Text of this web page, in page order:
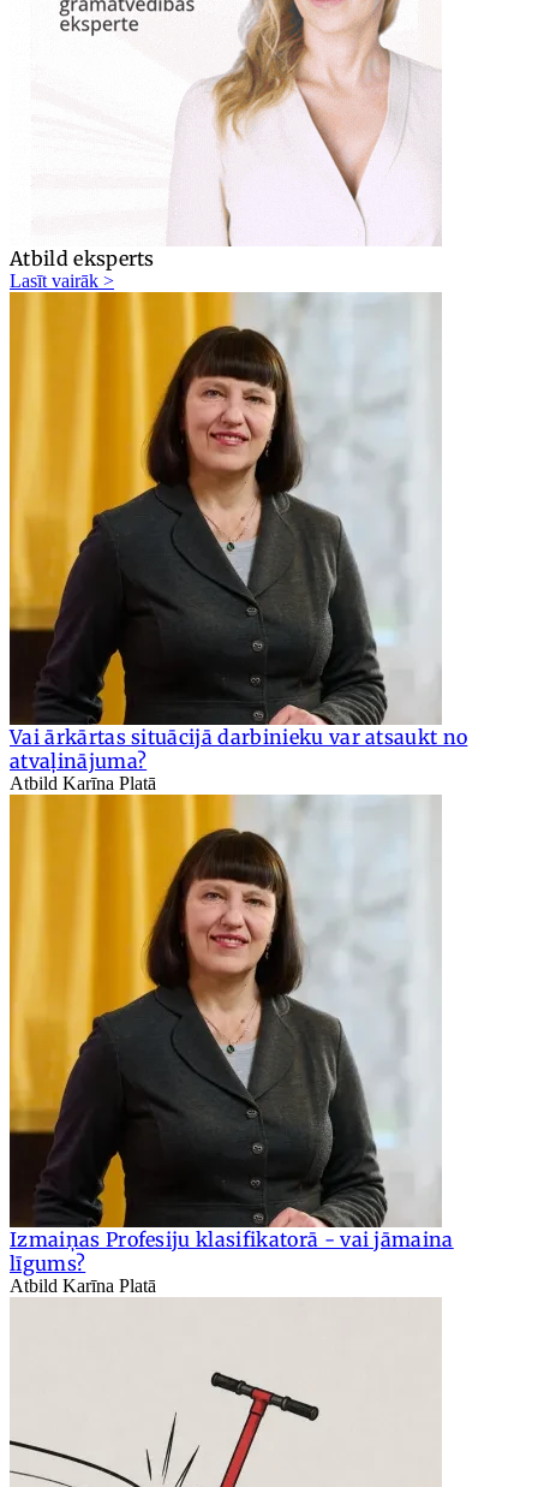
Atbild eksperts
Lasīt vairāk >
Vai ārkārtas situācijā darbinieku var atsaukt no
atvaļinājuma?
Atbild Karīna Platā
Izmaiņas Profesiju klasifikatorā - vai jāmaina
līgums?
Atbild Karīna Platā